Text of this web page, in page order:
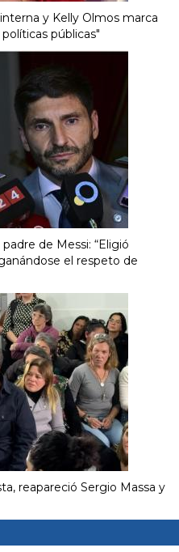
y Kelly Olmos marca
públicas"
de Messi: “Eligió
el respeto de
reapareció Sergio Massa y